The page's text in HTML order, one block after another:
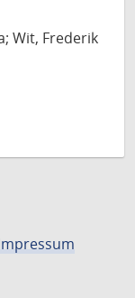
Wit, Frederik